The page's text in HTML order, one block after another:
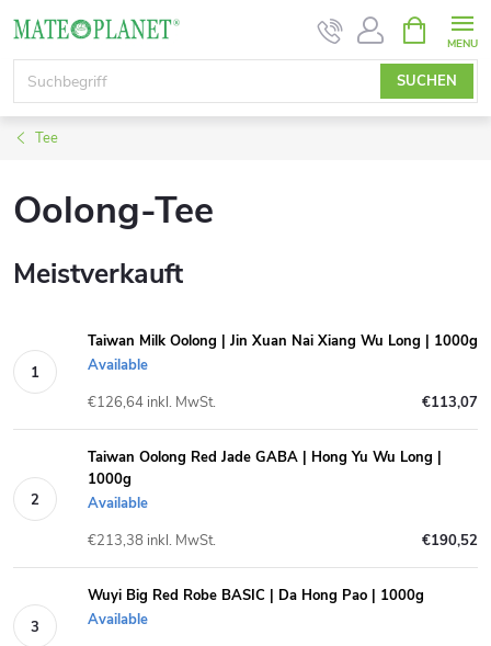
Inhalt
springen
SUCHEN
Tee
Oolong-Tee
Meistverkauft
Taiwan Milk Oolong | Jin Xuan Nai Xiang Wu Long | 1000g
Available
€113,07
€126,64 inkl. MwSt.
Taiwan Oolong Red Jade GABA | Hong Yu Wu Long |
1000g
Available
€190,52
€213,38 inkl. MwSt.
Wuyi Big Red Robe BASIC | Da Hong Pao | 1000g
Available